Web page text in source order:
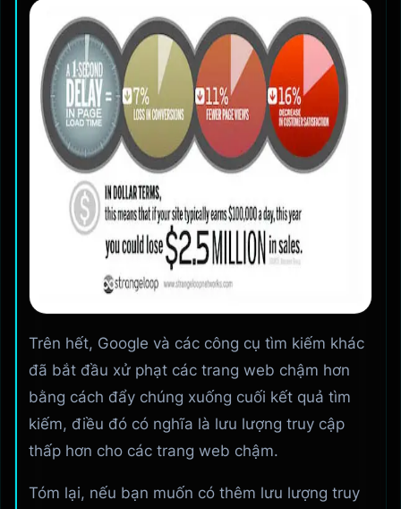
Trên hết, Google và các công cụ tìm kiếm khác
đã bắt đầu xử phạt các trang web chậm hơn
bằng cách đẩy chúng xuống cuối kết quả tìm
kiếm, điều đó có nghĩa là lưu lượng truy cập
thấp hơn cho các trang web chậm.
Tóm lại, nếu bạn muốn có thêm lưu lượng truy